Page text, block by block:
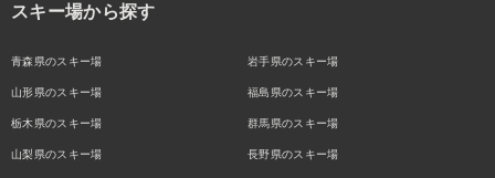
スキー場から探す
青森県のスキー場 岩手県のスキー場
山形県のスキー場 福島県のスキー場
栃木県のスキー場 群馬県のスキー場
山梨県のスキー場 長野県のスキー場